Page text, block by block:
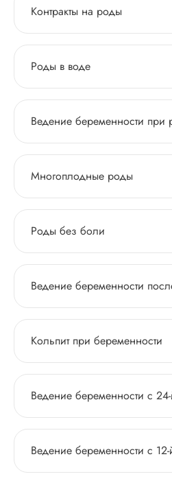
Контракты на роды
Роды в воде
Ведение беременности при
Многоплодные роды
Роды без боли
Ведение беременности
Кольпит при беременности
Ведение беременности с
Ведение беременности с